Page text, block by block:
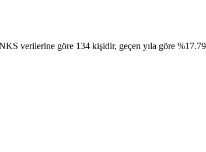
göre 134 kişidir, geçen yıla göre %17.79